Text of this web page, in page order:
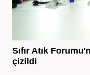
Sıfır Atık
çizildi